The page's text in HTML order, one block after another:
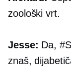
zoološki vrt.
Jesse: Da,
znaš,